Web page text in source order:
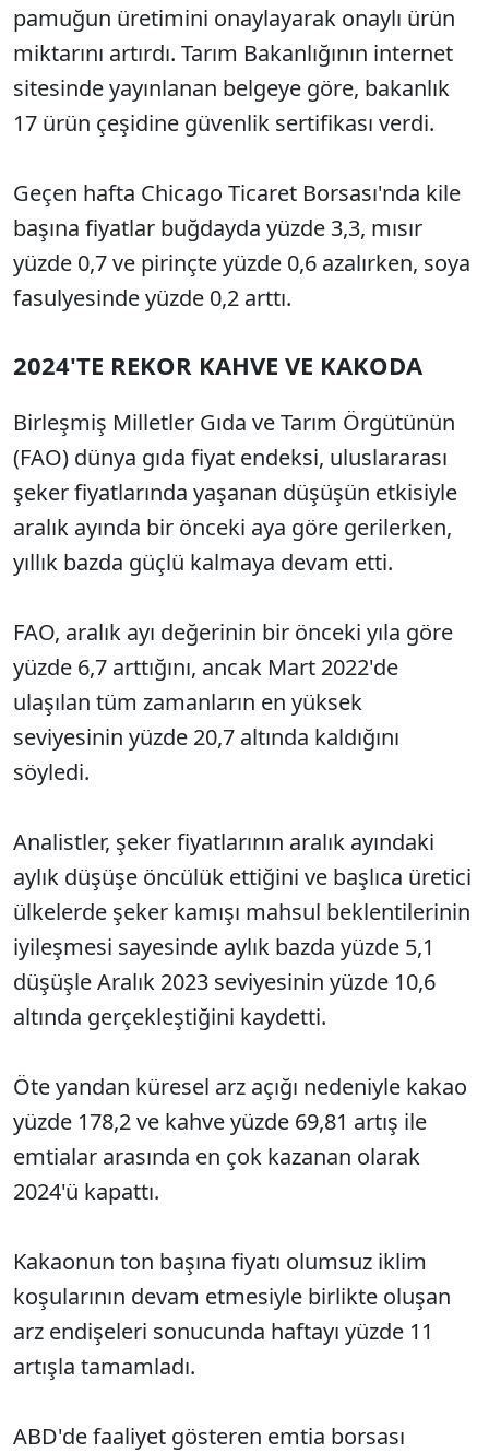
pamuğun üretimini onaylayarak onaylı ürün
miktarını artırdı. Tarım Bakanlığının internet
sitesinde yayınlanan belgeye göre, bakanlık
17 ürün çeşidine güvenlik sertifikası verdi.
Geçen hafta Chicago Ticaret Borsası'nda kile
başına fiyatlar buğdayda yüzde 3,3, mısır
yüzde 0,7 ve pirinçte yüzde 0,6 azalırken, soya
fasulyesinde yüzde 0,2 arttı.
2024'TE REKOR KAHVE VE KAKODA
Birleşmiş Milletler Gıda ve Tarım Örgütünün
(FAO) dünya gıda fiyat endeksi, uluslararası
şeker fiyatlarında yaşanan düşüşün etkisiyle
aralık ayında bir önceki aya göre gerilerken,
yıllık bazda güçlü kalmaya devam etti.
FAO, aralık ayı değerinin bir önceki yıla göre
yüzde 6,7 arttığını, ancak Mart 2022'de
ulaşılan tüm zamanların en yüksek
seviyesinin yüzde 20,7 altında kaldığını
söyledi.
Analistler, şeker fiyatlarının aralık ayındaki
aylık düşüşe öncülük ettiğini ve başlıca üretici
ülkelerde şeker kamışı mahsul beklentilerinin
iyileşmesi sayesinde aylık bazda yüzde 5,1
düşüşle Aralık 2023 seviyesinin yüzde 10,6
altında gerçekleştiğini kaydetti.
Öte yandan küresel arz açığı nedeniyle kakao
yüzde 178,2 ve kahve yüzde 69,81 artış ile
emtialar arasında en çok kazanan olarak
2024'ü kapattı.
Kakaonun ton başına fiyatı olumsuz iklim
koşularının devam etmesiyle birlikte oluşan
arz endişeleri sonucunda haftayı yüzde 11
artışla tamamladı.
ABD'de faaliyet gösteren emtia borsası